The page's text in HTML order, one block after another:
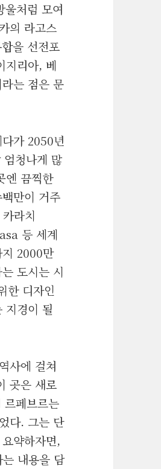
처럼 모여
의 라고스
을 선전포
지리아, 베
는 점은 문
가 2050년
청나게 많
엔 끔찍한
만이 거주
라치
등 세계
2000만
도시는 시
한 디자인
지경이 될
사에 걸쳐
곳은 새로
르페브르는
다. 그는 단
약하자면,
내용을 담